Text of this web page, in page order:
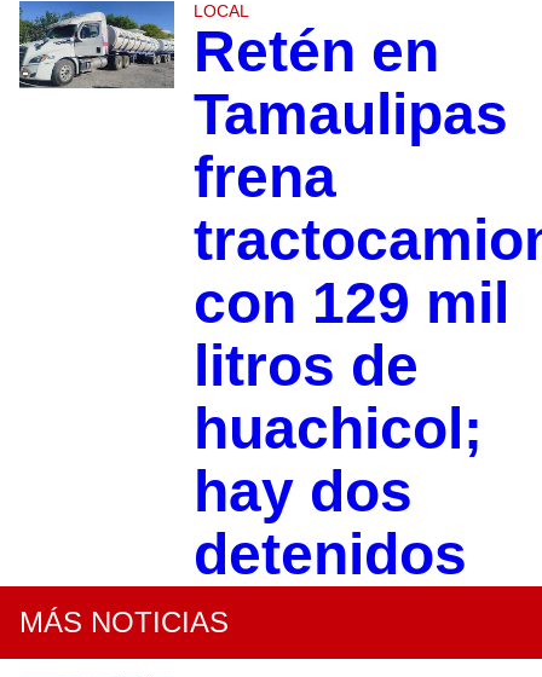
LOCAL
Retén en
Tamaulipas
frena
con 129 mil
litros de
huachicol;
hay dos
detenidos
MÁS NOTICIAS